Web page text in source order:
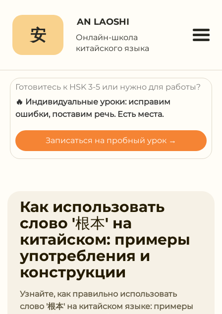
安
AN LAOSHI
Онлайн-школа
китайского языка
Готовитесь к HSK 3-5 или нужно для работы?
🔥 Индивидуальные уроки: исправим
ошибки, поставим речь. Есть места.
Записаться на пробный урок →
Как использовать
слово '根本' на
китайском: примеры
употребления и
конструкции
Узнайте, как правильно использовать
слово '根本' на китайском языке: примеры